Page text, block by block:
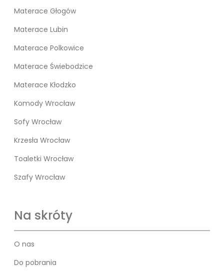
Materace Głogów
Materace Lubin
Materace Polkowice
Materace Świebodzice
Materace Kłodzko
Komody Wrocław
Sofy Wrocław
Krzesła Wrocław
Toaletki Wrocław
Szafy Wrocław
Na skróty
O nas
Do pobrania